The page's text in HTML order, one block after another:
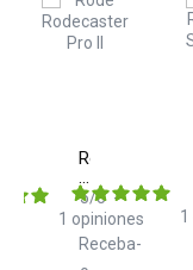
Rode
Rodecaster
Pro
II
Receba-
5/5-
1 opiniones
1